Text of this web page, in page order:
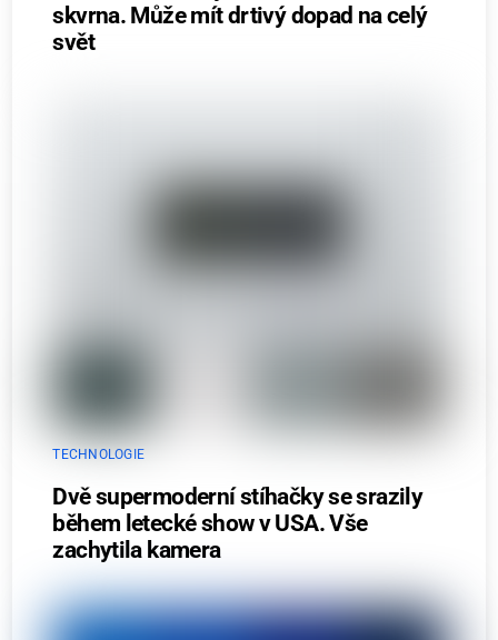
skvrna. Může mít drtivý dopad na celý
svět
TECHNOLOGIE
Dvě supermoderní stíhačky se srazily
během letecké show v USA. Vše
zachytila kamera